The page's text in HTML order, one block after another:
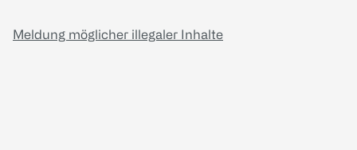
Meldung möglicher illegaler Inhalte